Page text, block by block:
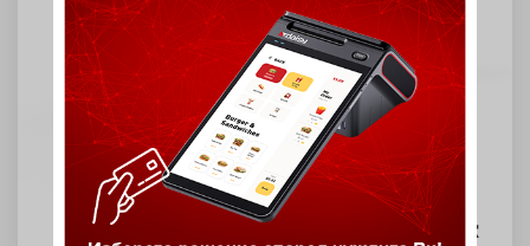
POS терминал P2C N250 с подарък